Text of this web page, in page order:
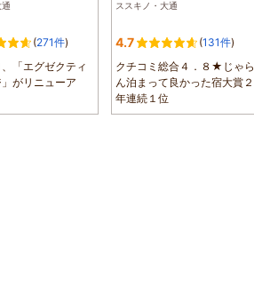
(271件)
「エグゼクティ
がリニューア
ススキノ・大通
4.7 (131件)
クチコミ総合４．８★じゃら
ん泊まって良かった宿大賞２
年連続１位